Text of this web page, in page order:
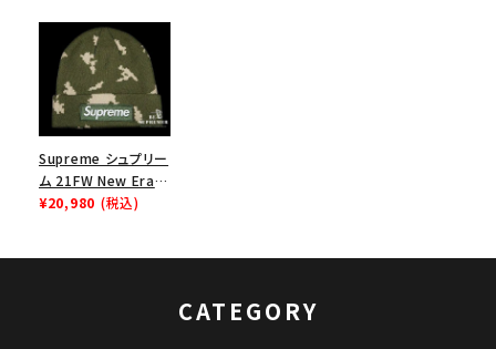
Supreme シュプリー
ム 21FW New Era
Box Logo Beanie
¥20,980 (税込)
CATEGORY